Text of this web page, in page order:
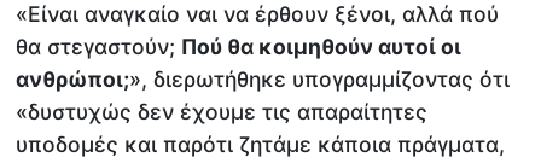
«Είναι αναγκαίο ναι να έρθουν ξένοι, αλλά πού
θα στεγαστούν; Πού θα κοιμηθούν αυτοί οι
ανθρώποι;», διερωτήθηκε υπογραμμίζοντας ότι
«δυστυχώς δεν έχουμε τις απαραίτητες
υποδομές και παρότι ζητάμε κάποια πράγματα,